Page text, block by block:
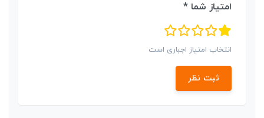
امتیاز شما *
انتخاب امتیاز اجباری است
ثبت نظر